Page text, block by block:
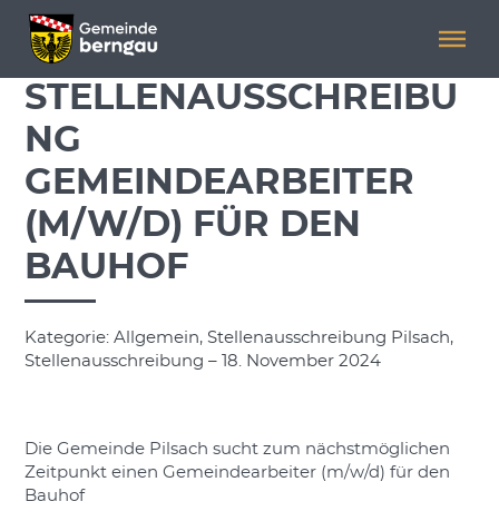
Menü überspringen
Menü überspringen
STELLENAUSSCHREIBU
NG
GEMEINDEARBEITER
(M/W/D) FÜR DEN
BAUHOF
Kategorie: Allgemein, Stellenausschreibung Pilsach,
Stellenausschreibung – 18. November 2024
Die Gemeinde Pilsach sucht zum nächstmöglichen
Zeitpunkt einen Gemeindearbeiter (m/w/d) für den
Bauhof